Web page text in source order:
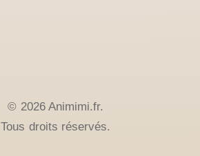
© 2026 Animimi.fr.
Tous droits réservés.